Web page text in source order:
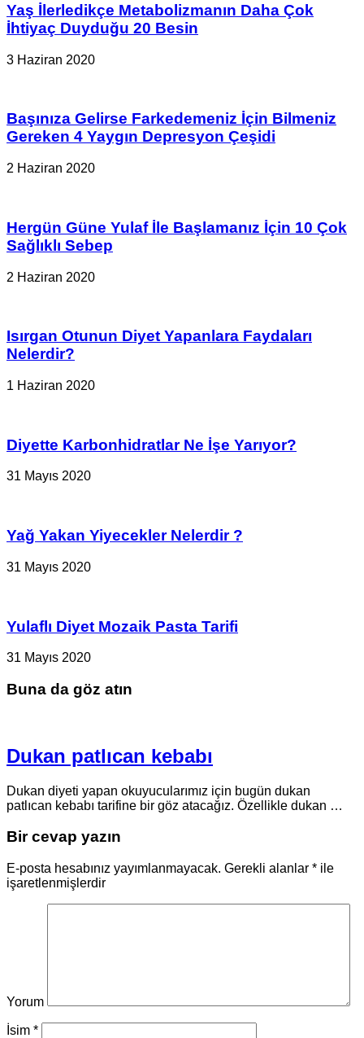
Yaş İlerledikçe Metabolizmanın Daha Çok
İhtiyaç Duyduğu 20 Besin
3 Haziran 2020
Başınıza Gelirse Farkedemeniz İçin Bilmeniz
Gereken 4 Yaygın Depresyon Çeşidi
2 Haziran 2020
Hergün Güne Yulaf İle Başlamanız İçin 10 Çok
Sağlıklı Sebep
2 Haziran 2020
Isırgan Otunun Diyet Yapanlara Faydaları
Nelerdir?
1 Haziran 2020
Diyette Karbonhidratlar Ne İşe Yarıyor?
31 Mayıs 2020
Yağ Yakan Yiyecekler Nelerdir ?
31 Mayıs 2020
Yulaflı Diyet Mozaik Pasta Tarifi
31 Mayıs 2020
Buna da göz atın
Dukan patlıcan kebabı
Dukan diyeti yapan okuyucularımız için bugün dukan
patlıcan kebabı tarifine bir göz atacağız. Özellikle dukan …
Bir cevap yazın
E-posta hesabınız yayımlanmayacak. Gerekli alanlar * ile
işaretlenmişlerdir
Yorum
İsim *